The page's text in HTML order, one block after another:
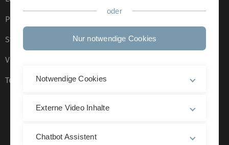
Presse
Stellenangebote
Veranstaltungskalender
Telefonverzeichnis
oder
Nur notwendige Cookies
Notwendige Cookies
Externe Video Inhalte
Chatbot Assistent